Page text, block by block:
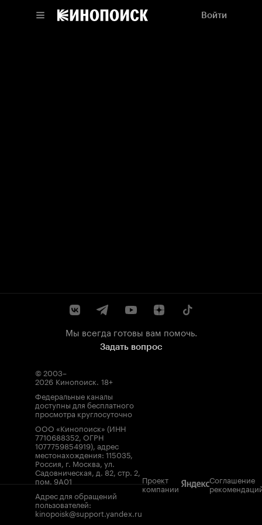
Войти
Мы всегда готовы вам помочь.
Задать вопрос
© 2003–
2026 Кинопоиск. 18+
Федеральные каналы
доступны для бесплатного
просмотра круглосуточно
ООО «Кинопоиск» (ИНН
7710688352, ОГРН
1077759854919), адрес
местонахождения: 115035,
Россия, г. Москва, ул.
Садовническая, д. 82, стр. 2,
пом. 9А01
Адрес для обращений
пользователей:
kinopoisk@support.yandex.ru
Проект
компании
Соглашение